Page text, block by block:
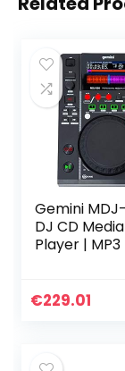
Gemini
DJ CD Media
Player | MP3
€229.01